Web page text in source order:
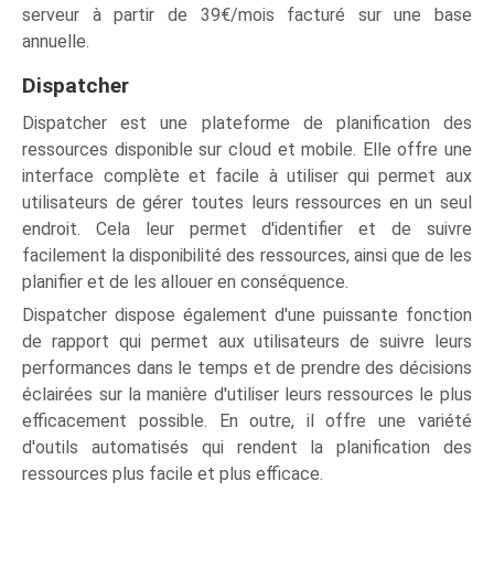
serveur à partir de 39€/mois facturé sur une base
annuelle.
Dispatcher
Dispatcher est une plateforme de planification des
ressources disponible sur cloud et mobile. Elle offre une
interface complète et facile à utiliser qui permet aux
utilisateurs de gérer toutes leurs ressources en un seul
endroit. Cela leur permet d'identifier et de suivre
facilement la disponibilité des ressources, ainsi que de les
planifier et de les allouer en conséquence.
Dispatcher dispose également d'une puissante fonction
de rapport qui permet aux utilisateurs de suivre leurs
performances dans le temps et de prendre des décisions
éclairées sur la manière d'utiliser leurs ressources le plus
efficacement possible. En outre, il offre une variété
d'outils automatisés qui rendent la planification des
ressources plus facile et plus efficace.